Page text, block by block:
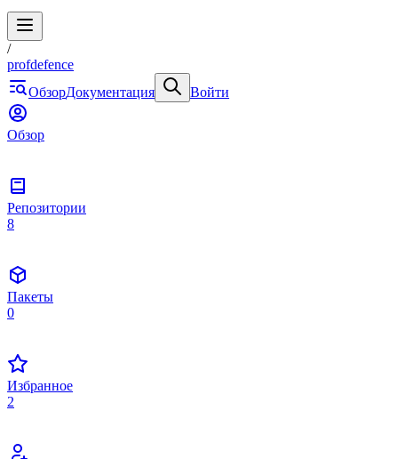
/
profdefence
ОбзорДокументация Войти
Обзор
Репозитории
8
Пакеты
0
Избранное
2